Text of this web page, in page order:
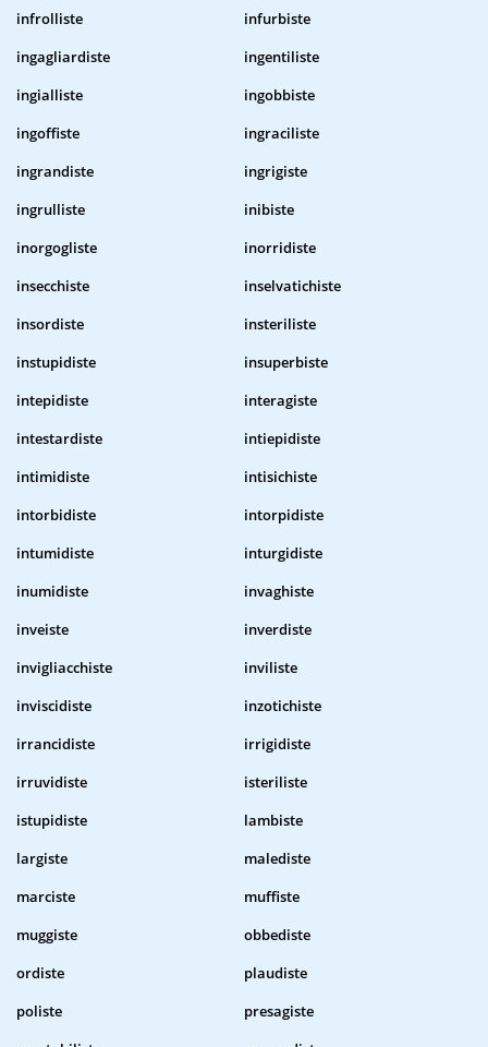
infrolliste
infurbiste
ingagliardiste
ingentiliste
ingialliste
ingobbiste
ingoffiste
ingraciliste
ingrandiste
ingrigiste
ingrulliste
inibiste
inorgogliste
inorridiste
insecchiste
inselvatichiste
insordiste
insteriliste
instupidiste
insuperbiste
intepidiste
interagiste
intestardiste
intiepidiste
intimidiste
intisichiste
intorbidiste
intorpidiste
intumidiste
inturgidiste
inumidiste
invaghiste
inveiste
inverdiste
invigliacchiste
inviliste
inviscidiste
inzotichiste
irrancidiste
irrigidiste
irruvidiste
isteriliste
istupidiste
lambiste
largiste
malediste
marciste
muffiste
muggiste
obbediste
ordiste
plaudiste
poliste
presagiste